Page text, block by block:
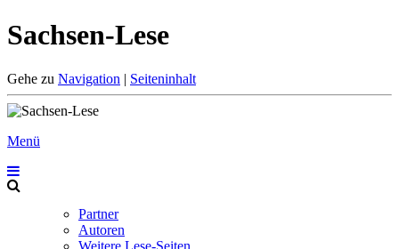
Sachsen-Lese
Gehe zu Navigation | Seiteninhalt
Menü
Partner
Autoren
Weitere Lese-Seiten